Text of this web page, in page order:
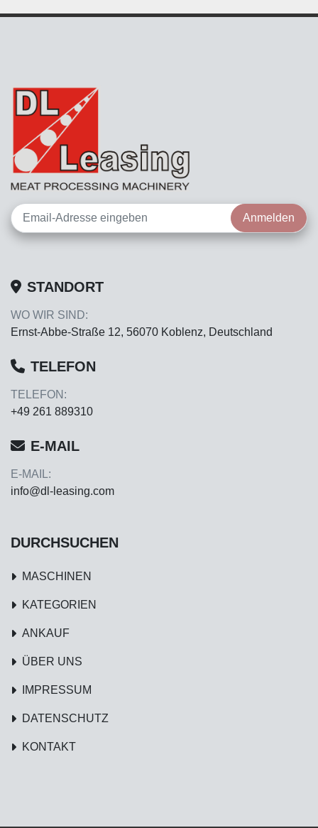
Anmelden
STANDORT
WO WIR SIND:
Ernst-Abbe-Straße 12, 56070 Koblenz, Deutschland
TELEFON
TELEFON:
+49 261 889310
E-MAIL
E-MAIL:
info@dl-leasing.com
DURCHSUCHEN
MASCHINEN
KATEGORIEN
ANKAUF
ÜBER UNS
IMPRESSUM
DATENSCHUTZ
KONTAKT